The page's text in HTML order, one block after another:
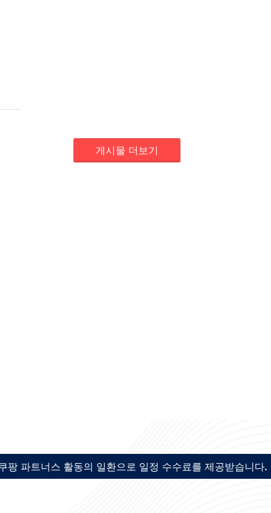
게시물 더보기
팡 파트너스 활동의 일환으로 일정 수수료를 제공받습니다.